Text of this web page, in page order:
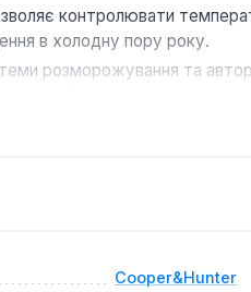
контролювати
в холодну пору року.
розморожування та
оптимального
Cooper&Hunter